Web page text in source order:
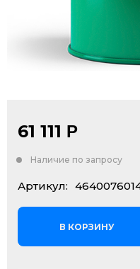
61 111 Р
Наличие по запросу
Артикул:
В КОРЗИНУ